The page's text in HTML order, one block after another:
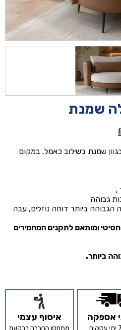
שמנת
הוא:שמנת בשילוב כאמל, במקום
,
גבוהה
הגבוהה ביותר דוחה נוזלים, עבה
ומותאם לתקנים המחמירים
ביותר.
אספקה איסוף עצמי
ממחסן החברה בבקעת